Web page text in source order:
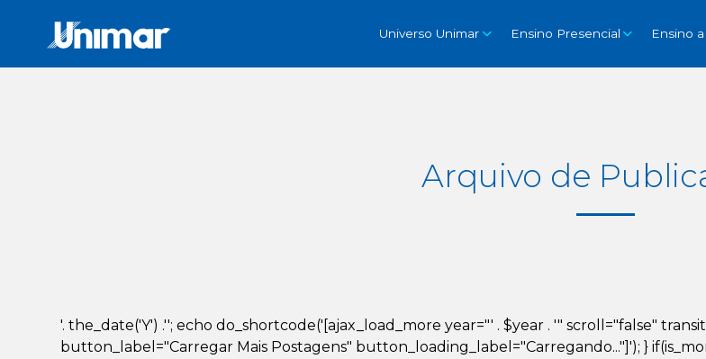
Universo Unimar Ensino Presencial Ensino
Arquivo de
'. the_date('Y') .''; echo do_shortcode('[ajax_load_more year="' . $year . '" scroll="false"
button_label="Carregar Mais Postagens" button_loading_label="Carregando..."]'); }